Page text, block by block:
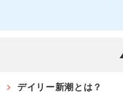
デイリー新潮とは？